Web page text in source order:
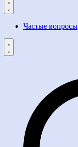
Частые вопросы